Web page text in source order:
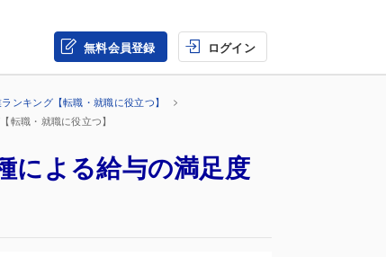
無料会員登録 ログイン
ンキング【転職・就職に役立つ】
転職・就職に役立つ】
による給与の満足度